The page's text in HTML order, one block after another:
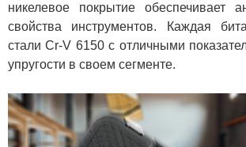
никелевое покрытие обеспечивает
свойства инструментов. Каждая
стали Cr-V 6150 с отличными
упругости в своем сегменте.